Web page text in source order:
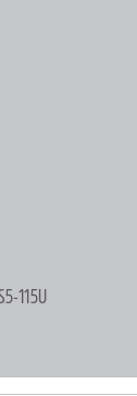
115U